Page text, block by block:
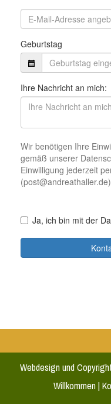
Webdesign und
Willkommen|K